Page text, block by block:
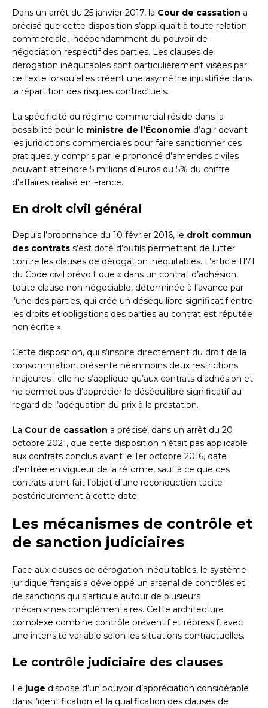
Dans un arrêt du 25 janvier 2017, la Cour de cassation a
précisé que cette disposition s’appliquait à toute relation
commerciale, indépendamment du pouvoir de
négociation respectif des parties. Les clauses de
dérogation inéquitables sont particulièrement visées par
ce texte lorsqu’elles créent une asymétrie injustifiée dans
la répartition des risques contractuels.
La spécificité du régime commercial réside dans la
possibilité pour le ministre de l’Économie d’agir devant
les juridictions commerciales pour faire sanctionner ces
pratiques, y compris par le prononcé d’amendes civiles
pouvant atteindre 5 millions d’euros ou 5% du chiffre
d’affaires réalisé en France.
En droit civil général
Depuis l’ordonnance du 10 février 2016, le droit commun
des contrats s’est doté d’outils permettant de lutter
contre les clauses de dérogation inéquitables. L’article 1171
du Code civil prévoit que « dans un contrat d’adhésion,
toute clause non négociable, déterminée à l’avance par
l’une des parties, qui crée un déséquilibre significatif entre
les droits et obligations des parties au contrat est réputée
non écrite ».
Cette disposition, qui s’inspire directement du droit de la
consommation, présente néanmoins deux restrictions
majeures : elle ne s’applique qu’aux contrats d’adhésion et
ne permet pas d’apprécier le déséquilibre significatif au
regard de l’adéquation du prix à la prestation.
La Cour de cassation a précisé, dans un arrêt du 20
octobre 2021, que cette disposition n’était pas applicable
aux contrats conclus avant le 1er octobre 2016, date
d’entrée en vigueur de la réforme, sauf à ce que ces
contrats aient fait l’objet d’une reconduction tacite
postérieurement à cette date.
Les mécanismes de contrôle et
de sanction judiciaires
Face aux clauses de dérogation inéquitables, le système
juridique français a développé un arsenal de contrôles et
de sanctions qui s’articule autour de plusieurs
mécanismes complémentaires. Cette architecture
complexe combine contrôle préventif et répressif, avec
une intensité variable selon les situations contractuelles.
Le contrôle judiciaire des clauses
Le juge dispose d’un pouvoir d’appréciation considérable
dans l’identification et la qualification des clauses de